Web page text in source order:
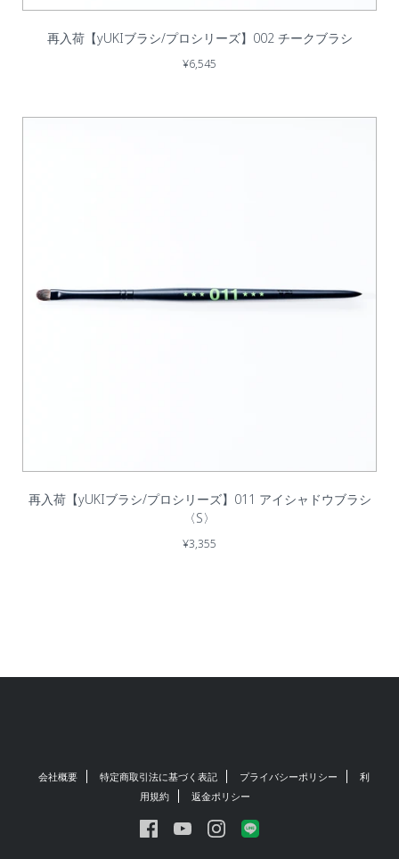
再入荷【yUKIブラシ/プロシリーズ】002 チークブラシ
¥6,545
再入荷【yUKIブラシ/プロシリーズ】011 アイシャドウブラシ
〈S〉
¥3,355
会社概要 特定商取引法に基づく表記 プライバシーポリシー
利
用規約
返金ポリシー